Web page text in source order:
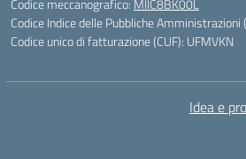
Codice meccanografico: MIIC8BK00L
Codice Indice delle Pubbliche
Codice unico di fatturazione (CUF): UFMVKN
Idea e